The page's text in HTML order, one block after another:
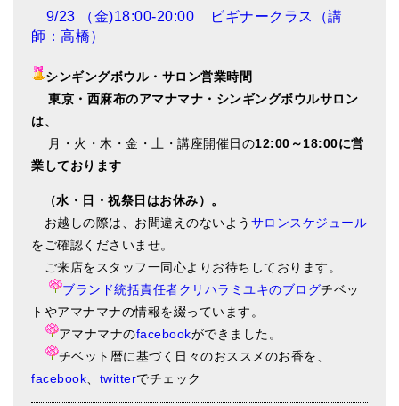
9/23 （金)18:00-20:00 ビギナークラス（講
師：高橋）
シンギングボウル・サロン営業時間
東京・西麻布のアマナマナ・シンギングボウルサロン
は、
月・火・木・金・土・講座開催日の12:00～18:00に営
業しております
（水・日・祝祭日はお休み）。
お越しの際は、お間違えのないよう サロンスケジュール
をご確認くださいませ。
ご来店をスタッフ一同心よりお待ちしております。
ブランド統括責任者クリハラミユキのブログチベッ
トやアマナマナの情報を綴っています。
アマナマナのfacebookができました。
チベット暦に基づく日々のおススメのお香を、
facebook、 twitterでチェック